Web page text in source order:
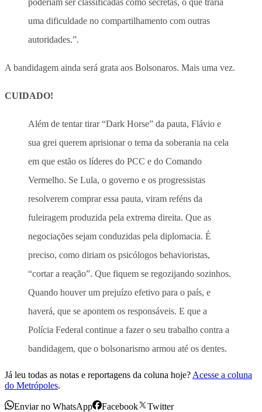
uma dificuldade no compartilhamento com outras
autoridades.”.
A bandidagem ainda será grata aos Bolsonaros. Mais uma vez.
CUIDADO!
Além de tentar tirar “Dark Horse” da pauta, Flávio e
sua grei querem aprisionar o tema da soberania na cela
em que estão os líderes do PCC e do Comando
Vermelho. Se Lula, o governo e os progressistas
resolverem comprar essa pauta, viram reféns da
fuleiragem produzida pela extrema direita. Que as
negociações sejam conduzidas pela diplomacia. É
preciso, como diriam os psicólogos behavioristas,
“cortar a reação”. Que fiquem se regozijando sozinhos.
Quando houver um prejuízo efetivo para o país, e
haverá, que se apontem os responsáveis. E que a
Polícia Federal continue a fazer o seu trabalho contra a
bandidagem, que o bolsonarismo armou até os dentes.
Já leu todas as notas e reportagens da coluna hoje? Acesse a coluna
do Metrópoles.
Enviar no WhatsApp Facebook
Twitter